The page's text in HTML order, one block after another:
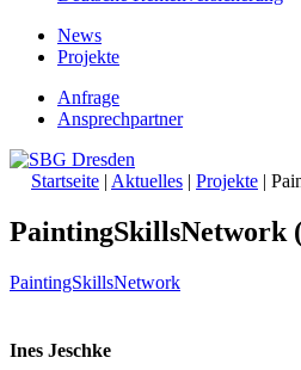
News
Projekte
Anfrage
Ansprechpartner
Startseite | Aktuelles | Projekte |
PaintingSkillsNetwork
PaintingSkillsNetwork
Ines Jeschke